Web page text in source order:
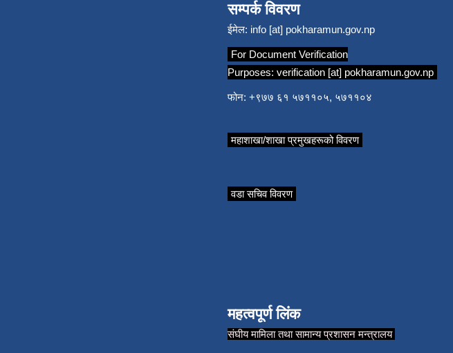
सम्पर्क विवरण
ईमेल: info [at] pokharamun.gov.np
For Document Verification
Purposes: verification [at] pokharamun.gov.np
फोन: +९७७ ६१ ५७११०५, ५७११०४
महाशाखा/शाखा प्रमुखहरूको विवरण
वडा सचिव विवरण
महत्वपूर्ण लिंक
संघीय मामिला तथा सामान्य प्रशासन मन्त्रालय